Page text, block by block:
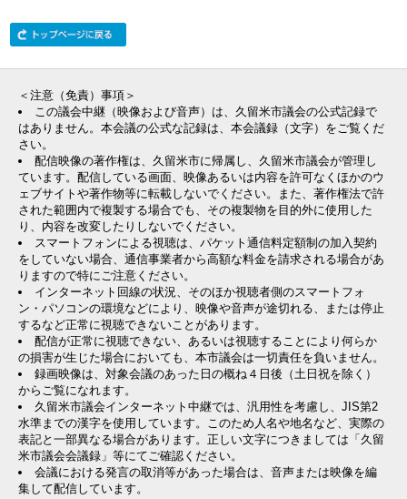
＜注意（免責）事項＞
この議会中継（映像および音声）は、久留米市議会の公式記録で
はありません。本会議の公式な記録は、本会議録（文字）をご覧くだ
さい。
配信映像の著作権は、久留米市に帰属し、久留米市議会が管理し
ています。配信している画面、映像あるいは内容を許可なくほかのウ
ェブサイトや著作物等に転載しないでください。また、著作権法で許
された範囲内で複製する場合でも、その複製物を目的外に使用した
り、内容を改変したりしないでください。
スマートフォンによる視聴は、パケット通信料定額制の加入契約
をしていない場合、通信事業者から高額な料金を請求される場合があ
りますので特にご注意ください。
インターネット回線の状況、そのほか視聴者側のスマートフォ
ン・パソコンの環境などにより、映像や音声が途切れる、または停止
するなど正常に視聴できないことがあります。
配信が正常に視聴できない、あるいは視聴することにより何らか
の損害が生じた場合においても、本市議会は一切責任を負いません。
録画映像は、対象会議のあった日の概ね４日後（土日祝を除く）
からご覧になれます。
久留米市議会インターネット中継では、汎用性を考慮し、JIS第2
水準までの漢字を使用しています。このため人名や地名など、実際の
表記と一部異なる場合があります。正しい文字につきましては「久留
米市議会会議録」等にてご確認ください。
会議における発言の取消等があった場合は、音声または映像を編
集して配信しています。